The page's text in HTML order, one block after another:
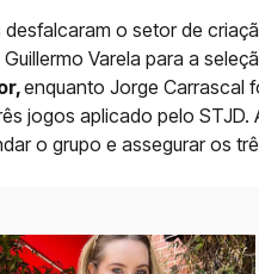
o setor de
Varela para a
enquanto Jorge Carrascal
jogos aplicado pelo STJD.
o grupo e assegurar os